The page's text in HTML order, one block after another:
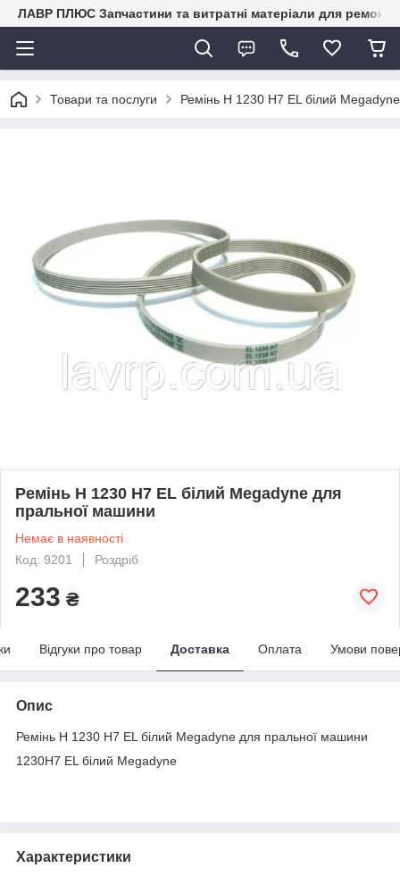
ЛАВР ПЛЮС Запчастини та витратні матеріали для ремонту
Товари та послуги Ремінь H 1230 H7 EL білий
Ремінь H 1230 H7 EL білий Megadyne для
пральної машини
Немає в наявності
Код: 9201
Роздріб
233 ₴
Відгуки про товар Доставка Оплата Умови
Опис
Ремінь H 1230 H7 EL білий Megadyne для пральної машини
1230H7 EL білий Megadyne
Характеристики